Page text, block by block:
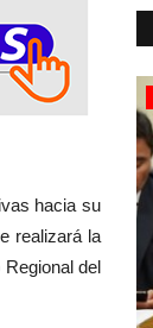
hacia su
realizará la
del